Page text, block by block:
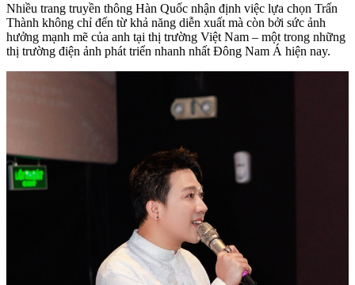
Nhiều trang truyền thông Hàn Quốc nhận định việc lựa chọn Trấn
Thành không chỉ đến từ khả năng diễn xuất mà còn bởi sức ảnh
hưởng mạnh mẽ của anh tại thị trường Việt Nam – một trong những
thị trường điện ảnh phát triển nhanh nhất Đông Nam Á hiện nay.